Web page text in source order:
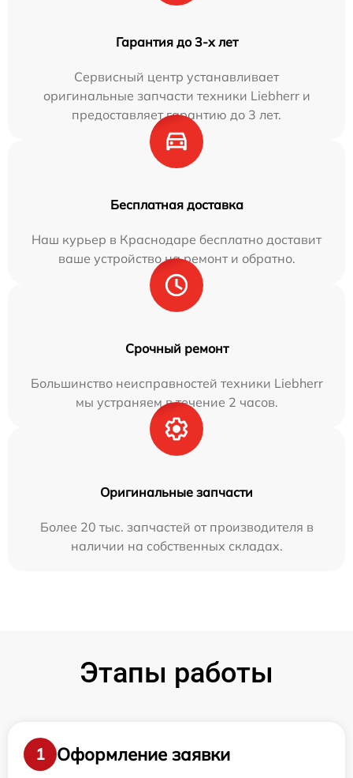
Гарантия до 3-х лет
Сервисный центр устанавливает
оригинальные запчасти техники Liebherr и
предоставляет гарантию до 3 лет.
Бесплатная доставка
Наш курьер в Краснодаре бесплатно доставит
ваше устройство на ремонт и обратно.
Срочный ремонт
Большинство неисправностей техники Liebherr
мы устраняем в течение 2 часов.
Оригинальные запчасти
Более 20 тыс. запчастей от производителя в
наличии на собственных складах.
Этапы работы
1
Оформление заявки